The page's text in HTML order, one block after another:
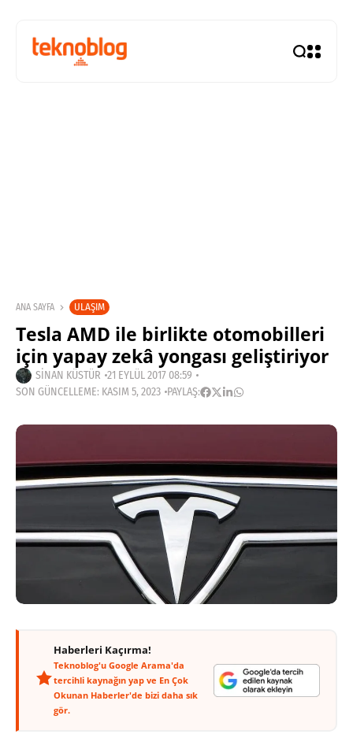
ANA SAYFA ULAŞIM
Tesla AMD ile birlikte otomobilleri
için yapay zekâ yongası geliştiriyor
SINAN KÜSTÜR 21 EYLÜL 2017 08:59
SON GÜNCELLEME: KASIM 5, 2023 PAYLAŞ:
Haberleri Kaçırma!
Teknoblog'u Google Arama'da
tercihli kaynağın yap ve En Çok
Okunan Haberler'de bizi daha sık
gör.